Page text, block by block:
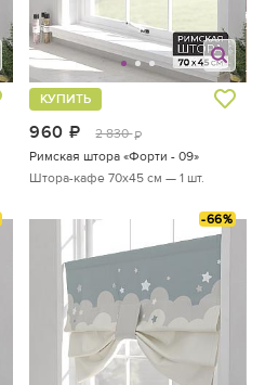
960 руб.
2 830 руб.
КУПИТЬ
Римская штора «Форти - 09»
Штора-кафе 70х45 см — 1 шт.
-66%